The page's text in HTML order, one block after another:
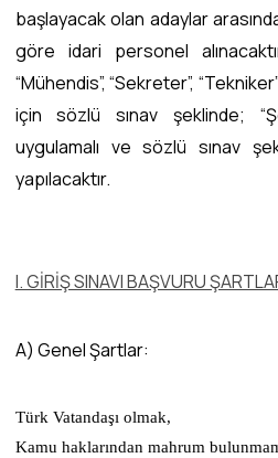
başlayacak olan adaylar
göre idari personel
“Mühendis”, “Sekreter”,
için sözlü sınav şeklinde;
uygulamalı ve sözlü sınav
yapılacaktır.
I. GİRİŞ SINAVI BAŞVURU
A) Genel Şartlar:
Türk Vatandaşı olmak,
Kamu haklarından mahrum